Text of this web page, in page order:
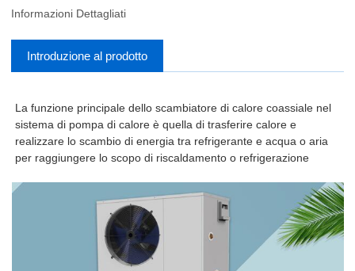
Informazioni Dettagliati
Introduzione al prodotto
La funzione principale dello scambiatore di calore coassiale nel
sistema di pompa di calore è quella di trasferire calore e
realizzare lo scambio di energia tra refrigerante e acqua o aria
per raggiungere lo scopo di riscaldamento o refrigerazione